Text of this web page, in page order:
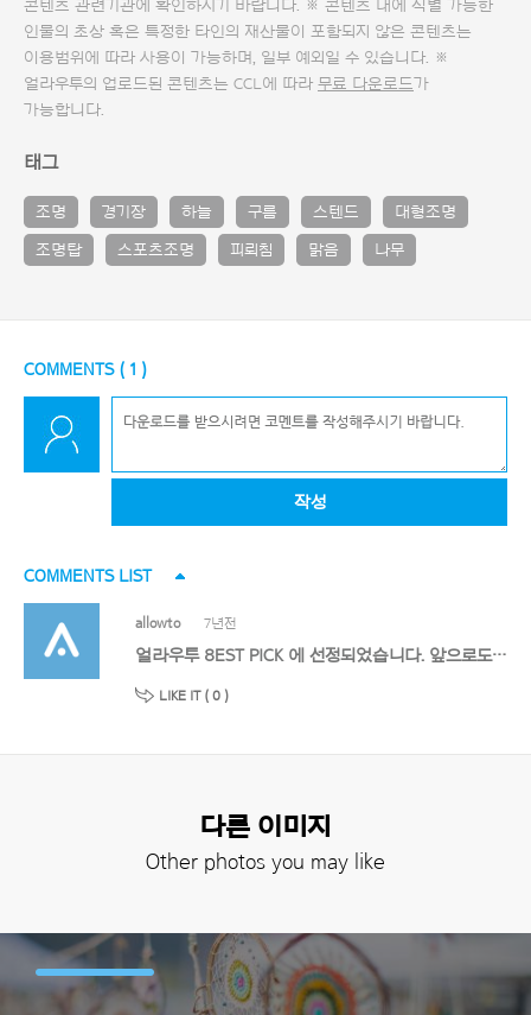
콘텐츠 관련기관에 확인하시기 바랍니다. ※ 콘텐츠 내에 식별 가능한
인물의 초상 혹은 특정한 타인의 재산물이 포함되지 않은 콘텐츠는
이용범위에 따라 사용이 가능하며, 일부 예외일 수 있습니다. ※
얼라우투의 업로드된 콘텐츠는 CCL에 따라 무료 다운로드 가
가능합니다.
태그
조명 경기장 하늘 구름 스텐드 대형조명
조명탑 스포츠조명 피뢰침 맑음 나무
COMMENTS ( 1 )
작성
COMMENTS LIST
allowto 7년전
얼라우투 8EST PICK 에 선정되었습니다. 앞으로도 멋진 작품 기대할게요!
LIKE IT ( 0 )
다른 이미지
Other photos you may like